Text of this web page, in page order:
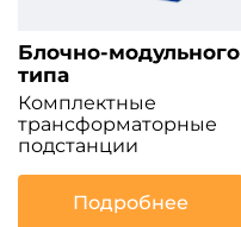
Блочно-модульного
типа
Комплектные
трансформаторные
подстанции
Подробнее